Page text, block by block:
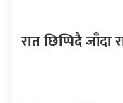
रात छिप्पिदै